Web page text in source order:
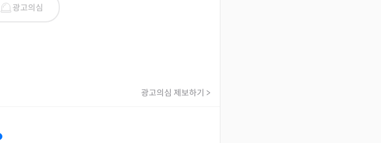
광고의심
광고의심 제보하기 >